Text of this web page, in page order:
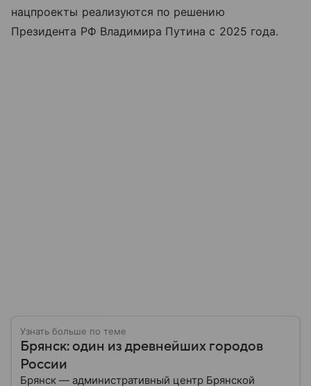
нацпроекты реализуются по решению
Президента РФ Владимира Путина с 2025 года.
Узнать больше по теме
Брянск: один из древнейших городов
России
Брянск — административный центр Брянской